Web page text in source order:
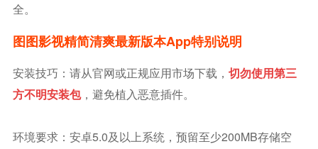
全。
图图影视精简清爽最新版本app特别说明
安装技巧：请从官网或正规应用市场下载， 切勿使用第三
方不明安装包，避免植入恶意插件。
环境要求：安卓5.0及以上系统，预留至少200MB存储空